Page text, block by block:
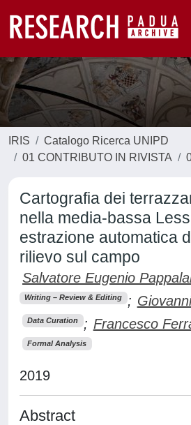
IRIS
Catalogo Ricerca UNIPD
01 CONTRIBUTO IN RIVISTA
Cartografia dei
nella media-bassa
estrazione automatica
rilievo sul campo
Salvatore Eugenio
Writing – Review & Editing ;
Data Curation ; Francesco
Formal Analysis
2019
Abstract